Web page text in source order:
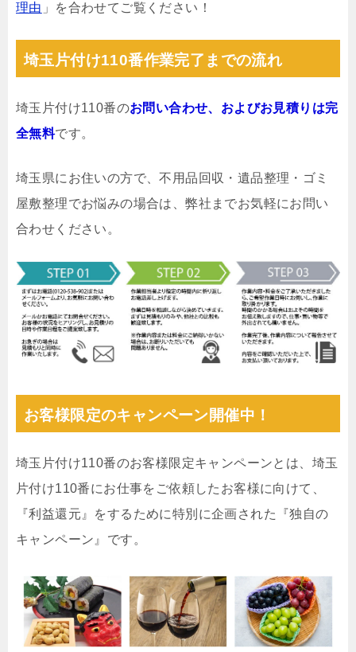
理由 」を合わせてご覧ください！
埼玉片付け110番作業完了までの流れ
埼玉片付け110番のお問い合わせ、およびお見積りは完
全無料です。
埼玉県にお住いの方で、不用品回収・遺品整理・ゴミ
屋敷整理でお悩みの場合は、弊社までお気軽にお問い
合わせください。
お客様限定のキャンペーン開催中！
埼玉片付け110番のお客様限定キャンペーンとは、埼玉
片付け110番にお仕事をご依頼したお客様に向けて、
『利益還元』をするために特別に企画された『独自の
キャンペーン』です。